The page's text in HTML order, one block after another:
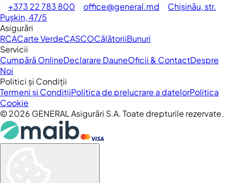
+373 22 783 800 office general.md
Chișinău, str.
Pușkin, 47/5
Asigurări
RCACarte VerdeCASCOCălătoriiBunuri
Servicii
Cumpără OnlineDeclarare DauneOficii & ContactDespre
Noi
Politici și Condiții
Termeni și CondițiiPolitica de prelucrare a datelorPolitica
Cookie
©2026 GENERAL Asigurări S.A. Toate drepturile rezervate.